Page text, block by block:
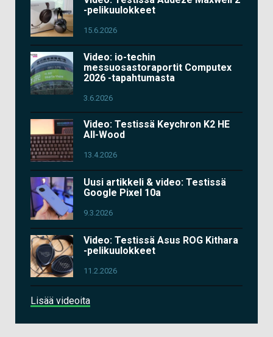
-pelikuulokkeet
15.6.2026
Video: io-techin
messuosastoraportit Computex
2026 -tapahtumasta
3.6.2026
Video: Testissä Keychron K2 HE
All-Wood
13.4.2026
Uusi artikkeli & video: Testissä
Google Pixel 10a
9.3.2026
Video: Testissä Asus ROG Kithara
-pelikuulokkeet
11.2.2026
Lisää videoita